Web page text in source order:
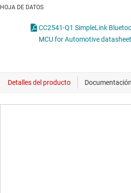
HOJA DE DATOS
CC2541-Q1 SimpleLink
MCU for Automotive datasheet